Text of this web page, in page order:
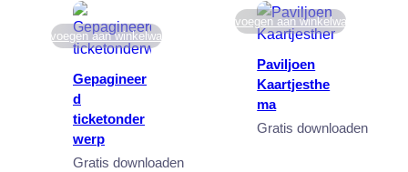
Toevoegen aan winkelwagen
Gepagineer
d
ticketonder
werp
Gratis downloaden
Toevoegen aan winkelwagen
Paviljoen
Kaartjesthe
ma
Gratis downloaden